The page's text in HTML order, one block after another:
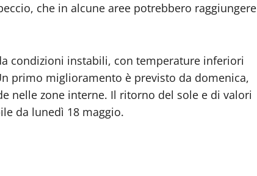
che in alcune aree potrebbero raggiungere
condizioni instabili, con temperature inferiori
primo miglioramento è previsto da domenica,
nelle zone interne. Il ritorno del sole e di valori
da lunedì 18 maggio.